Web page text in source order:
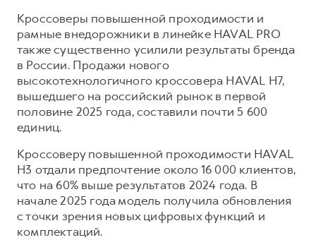
Кроссоверы повышенной проходимости и
рамные внедорожники в линейке HAVAL PRO
также существенно усилили результаты бренда
в России. Продажи нового
высокотехнологичного кроссовера HAVAL H7,
вышедшего на российский рынок в первой
половине 2025 года, составили почти 5 600
единиц.
Кроссоверу повышенной проходимости HAVAL
H3 отдали предпочтение около 16 000 клиентов,
что на 60% выше результатов 2024 года. В
начале 2025 года модель получила обновления
с точки зрения новых цифровых функций и
комплектаций.